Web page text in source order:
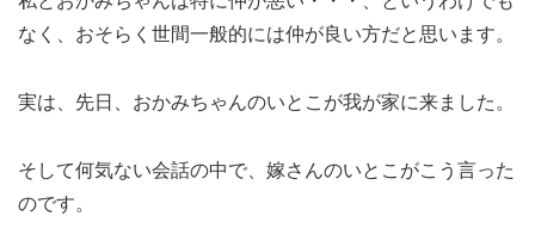
なく、おそらく世間一般的には仲が良い方だと思います。
実は、先日、おかみちゃんのいとこが我が家に来ました。
そして何気ない会話の中で、嫁さんのいとこがこう言った
のです。